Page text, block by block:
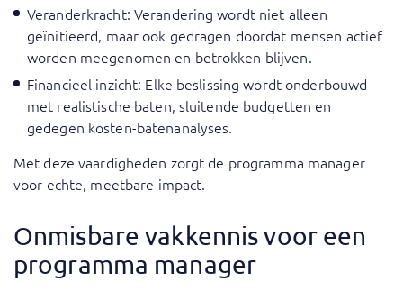
Veranderkracht: Verandering wordt niet alleen
geïnitieerd, maar ook gedragen doordat mensen actief
worden meegenomen en betrokken blijven.
Financieel inzicht: Elke beslissing wordt onderbouwd
met realistische baten, sluitende budgetten en
gedegen kosten-batenanalyses.
Met deze vaardigheden zorgt de programma manager
voor echte, meetbare impact.
Onmisbare vakkennis voor een
programma manager